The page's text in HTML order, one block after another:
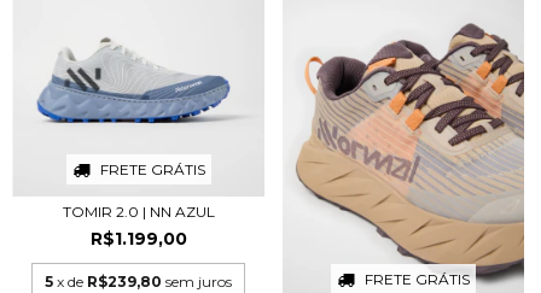
FRETE GRÁTIS
TOMIR 2.0 | NN AZUL
R$1.199,00
5 x de R$239,80 sem juros FRETE GRÁTIS